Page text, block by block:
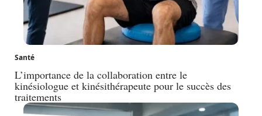
Santé
L’importance de la collaboration entre le
kinésiologue et kinésithérapeute pour le succès des
traitements